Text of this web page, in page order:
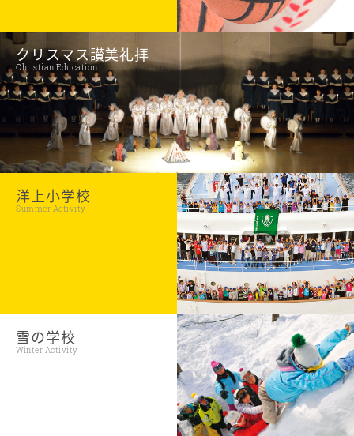
クリスマス讃美礼拝
Christian Education
洋上小学校
Summer Activity
雪の学校
Winter Activity